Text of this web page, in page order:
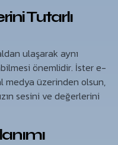
Tutarlı
ulaşarak aynı
önemlidir. İster e-
medya üzerinden olsun,
sesini ve değerlerini